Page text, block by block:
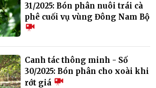
31/2025: Bón phân nuôi trái cà
phê cuối vụ vùng Đông Nam Bộ
Canh tác thông minh - Số
30/2025: Bón phân cho xoài khi
rớt giá